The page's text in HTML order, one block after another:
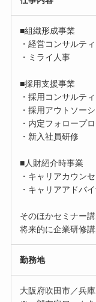
■組織形成事業
・経営コンサルテ
・ミライ人事
■採用支援事業
・採用コンサルテ
・採用アウトソー
・内定フォロープ
・新入社員研修
■人財紹介時事業
・キャリアカウン
・キャリアアドバ
そのほかセミナー
将来的に企業研修
勤務地
大阪府吹田市／兵